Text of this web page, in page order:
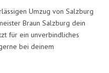
Umzug von Salzburg
Braun Salzburg dein
für ein unverbindliches
bei deinem